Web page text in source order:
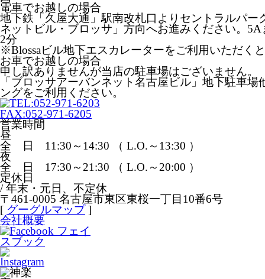
電車でお越しの場合
地下鉄「久屋大通」駅南改札口よりセントラルパー
ネットビル・ブロッサ」方向へお進みください。
2分
※Blossaビル地下エスカレーターをご利用いただく
お車でお越しの場合
申し訳ありませんが当店の駐車場はございません。
「ブロッサアーバンネット名古屋ビル」地下駐車
ングをご利用ください。
営業時間
昼
全 日 11:30～14:30 （ L.O.～13:30 ）
夜
全 日 17:30～21:30 （ L.O.～20:00 ）
定休日
/ 年末・元日、不定休
〒461-0005 名古屋市東区東桜一丁目10番6号
[ グーグルマップ]
会社概要